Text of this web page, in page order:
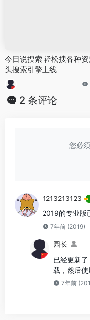
今日说搜索 轻松搜各种资
头搜索引擎上线
2 条评论
您必
1213213123
2019的专业版
7年前 (2019)
园长
已经更新
载，然后使
7年前